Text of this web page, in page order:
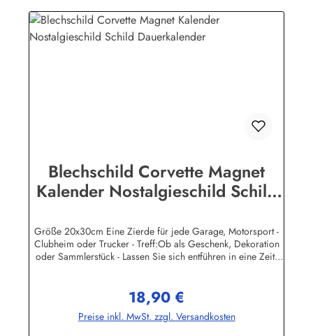
garantiert.Wir verkaufen nur original lizensierte
Werbeschilder. Nicht jeder Auto- LKW oder Traktor -
Hersteller hat seine Metallschilder zum öffentlichen Verkauf
Blechschild Corvette Magnet
Kalender Nostalgieschild Schild
Größe 20x30cm Eine Zierde für jede Garage, Motorsport -
Clubheim oder Trucker - Treff:Ob als Geschenk, Dekoration
oder Sammlerstück - Lassen Sie sich entführen in eine Zeit,
Ihren Freunden eine dekorative Erinnerung an die gute alte
Zeit!Wir führen neben den schweren, 3-D geprägten
Reklameschilder - Replikas auch eine große Auswahl
Regulärer Preis:
18,90 €
Preise inkl. MwSt. zzgl. Versandkosten